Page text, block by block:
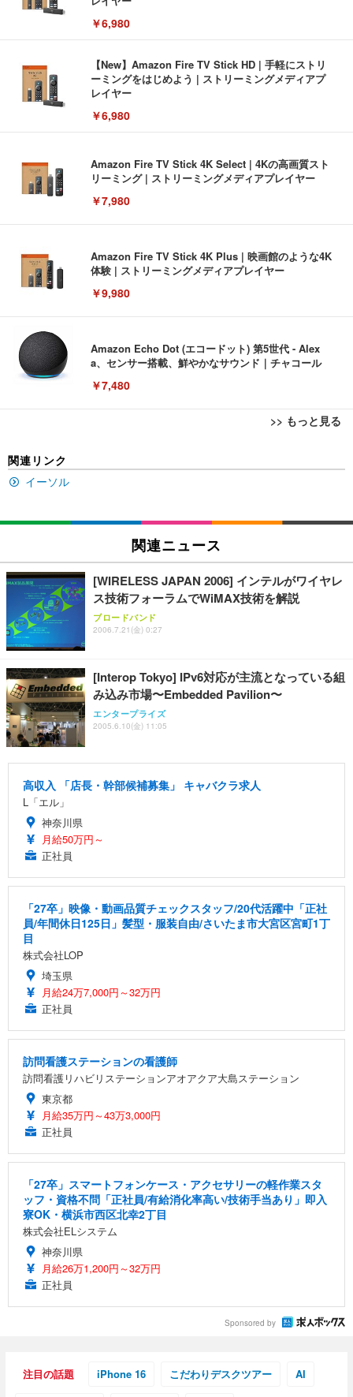
￥6,980
【New】Amazon Fire TV Stick HD | 手軽にストリ
ーミングをはじめよう | ストリーミングメディアプ
レイヤー
￥6,980
Amazon Fire TV Stick 4K Select | 4Kの高画質スト
リーミング | ストリーミングメディアプレイヤー
￥7,980
Amazon Fire TV Stick 4K Plus | 映画館のような4K
体験 | ストリーミングメディアプレイヤー
￥9,980
Amazon Echo Dot (エコードット) 第5世代 - Alex
a、センサー搭載、鮮やかなサウンド｜チャコール
￥7,480
>> もっと見る
い 跳ね上げ式アームレスト コンパクト 約105度ロッ
SIHOO B100 オフィスチェア／デスクチェア メッシ
ュチェア 人間工学 疲れない ブラック
￥27,999
Sezlife オフィスチェア デスクチェア 疲れない テレ
レスト 3Dヘッドレスト ハンガー付き 高反発クッシ
ョン PCチェア 通気性メッシュ ゲーミング/勉強/事
務用 おしゃれ パソコンチェア (ブラック)
￥7,680
Sezlife オフィスチェア デスクチェア 疲れない テレ
ョン PCチェア 通気性メッシュ ゲーミング/勉強/事
￥7,680
ッシュ 通気性 ランバーサポート付き 腰サポート ガ
ス圧無段階昇降 360度回転 キャスター付き コンパク
勤務 ブラック
EV3240X-WT | 31.5型4K UHD・USB Type-C・ホワ
EIZO ビジネス向けプレミアムモニター | FlexScan
EV2740X-WT | 27.0型4K UHD・USB Type-C・ホワ
￥109,572
￥49,979
【整備済み品】Dell E2724HS 27インチ 液晶モニタ
￥15,800
HOOTER Gaming Monitor 24” Essential ゲーミン
グモニター QD 24.5インチ 1ms FHD 量子ドット 残
回使い捨て 無香料 ホワイト 300枚
Amazonベーシック ペットシーツ 厚型 ワイド 42枚
x2袋(84枚) ホワイト(吸収面:ライトブルー)
￥3,234
￥1,800
Smart Basic(スマートベーシック) 【Amazon.co.jp
￥3,670
ュラー 200枚入【Amazon.co.jp限定】
関連リンク
イーソル
関連ニュース
[WIRELESS JAPAN 2006] インテルがワイヤレ
ス技術フォーラムでWiMAX技術を解説
ブロードバンド
2006.7.21(金) 0:27
[Interop Tokyo] IPv6対応が主流となっている組
み込み市場〜Embedded Pavilion〜
エンタープライズ
2005.6.10(金) 11:05
高収入 「店長・幹部候補募集」 キャバクラ求人
L「エル」
神奈川県
月給50万円～
正社員
「27卒」映像・動画品質チェックスタッフ/20代活躍中「正社
員/年間休日125日」髪型・服装自由/さいたま市大宮区宮町1丁
目
株式会社LOP
埼玉県
月給24万7,000円～32万円
正社員
訪問看護ステーションの看護師
訪問看護リハビリステーションアオアクア大島ステーション
東京都
月給35万円～43万3,000円
正社員
「27卒」スマートフォンケース・アクセサリーの軽作業スタ
ッフ・資格不問「正社員/有給消化率高い/技術手当あり」即入
寮OK・横浜市西区北幸2丁目
株式会社ELシステム
神奈川県
月給26万1,200円～32万円
正社員
Sponsored by
注目の話題 iPhone 16 こだわりデスクツアー AI